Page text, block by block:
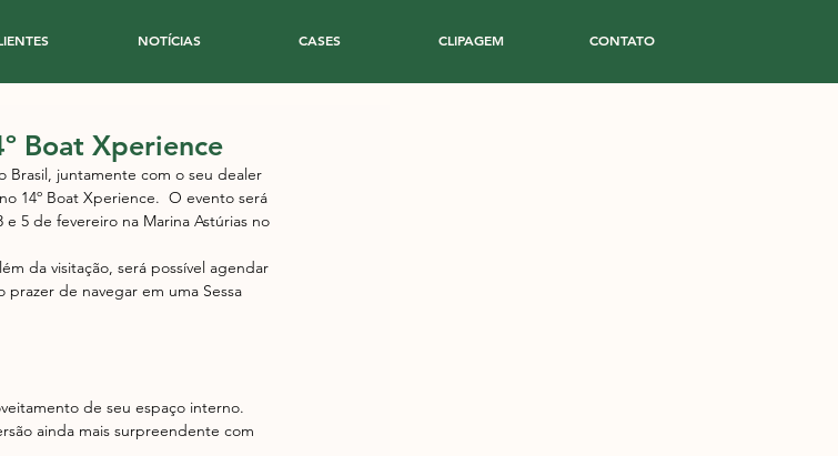
NOTÍCIAS CASES CLIPAGEM CONTATO
Boat Xperience
Brasil, juntamente com o seu dealer
14º Boat Xperience.  O evento será
5 de fevereiro na Marina Astúrias no
da visitação, será possível agendar
de navegar em uma Sessa
de seu espaço interno.
ainda mais surpreendente com